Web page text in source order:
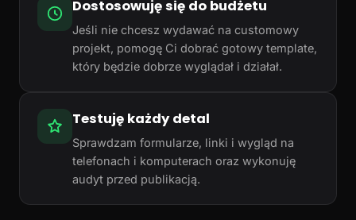
Dostosowuję się do budżetu
Jeśli nie chcesz wydawać na customowy
projekt, pomogę Ci dobrać gotowy template,
który będzie dobrze wyglądał i działał.
Testuję każdy detal
Sprawdzam formularze, linki i wygląd na
telefonach i komputerach oraz wykonuję
audyt przed publikacją.